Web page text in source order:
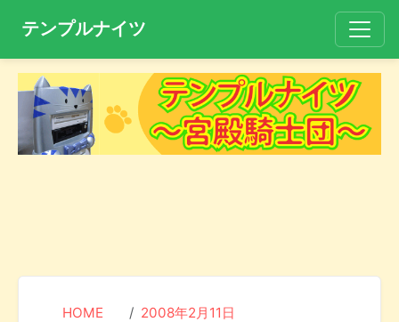
テンプルナイツ
HOME 2008年2月11日